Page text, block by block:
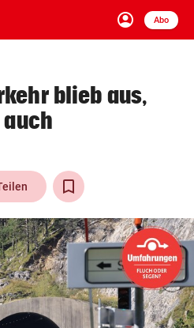
account_circle
Anmelden
Abo
close Schließen
arrow_right
blieb aus,